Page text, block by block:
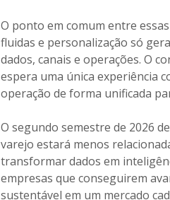
O ponto em comum entre
fluidas e personalização só
dados, canais e operações. O
espera uma única experiência
operação de forma unificada
O segundo semestre de 2026
varejo estará menos
transformar dados em
empresas que conseguirem
sustentável em um mercado